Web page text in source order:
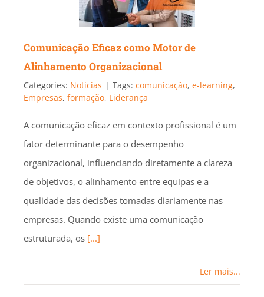
Comunicação Eficaz como Motor de
Alinhamento Organizacional
Categories: Notícias | Tags: comunicação, e-learning,
Empresas, formação, Liderança
A comunicação eficaz em contexto profissional é um
fator determinante para o desempenho
organizacional, influenciando diretamente a clareza
de objetivos, o alinhamento entre equipas e a
qualidade das decisões tomadas diariamente nas
empresas. Quando existe uma comunicação
estruturada, os [...]
Ler mais...